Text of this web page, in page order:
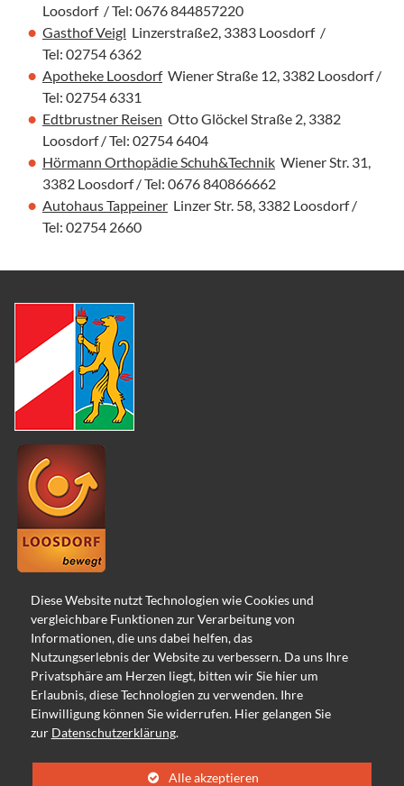
Diese Website nutzt Technologien wie Cookies und
vergleichbare Funktionen zur Verarbeitung von
Informationen, die uns dabei helfen, das
Nutzungserlebnis der Website zu verbessern. Da uns Ihre
Privatsphäre am Herzen liegt, bitten wir Sie hier um
Erlaubnis, diese Technologien zu verwenden. Ihre
Einwilligung können Sie widerrufen. Hier gelangen Sie
zur Datenschutzerklärung.
Alleakzeptieren
Loosdorf / Tel: 0676 844857220
Gasthof Veigl Linzerstraße2, 3383 Loosdorf /
Tel: 02754 6362
Apotheke LoosdorfWiener Straße 12, 3382 Loosdorf /
Tel: 02754 6331
Edtbrustner Reisen Otto Glöckel Straße 2, 3382
Loosdorf / Tel: 02754 6404
Hörmann Orthopädie Schuh&Technik Wiener Str. 31,
3382 Loosdorf / Tel: 0676 840866662
Autohaus Tappeiner Linzer Str. 58, 3382 Loosdorf /
Tel: 02754 2660
Datenschutz
Impressum
Newsletter